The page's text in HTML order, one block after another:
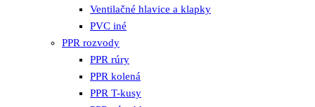
Ventilačné hlavice a klapky
PVC iné
PPR rozvody
PPR rúry
PPR kolená
PPR T-kusy